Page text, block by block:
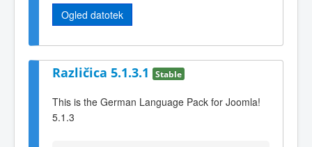
Ogled datotek
Različica 5.1.3.1 Stable
This is the German Language Pack for Joomla!
5.1.3